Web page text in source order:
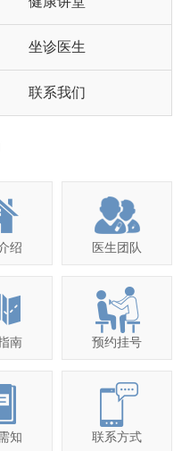
坐诊医生
联系我们
绍 医生团队
南 预约挂号
知 联系方式